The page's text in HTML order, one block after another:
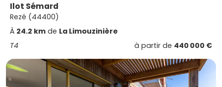
Ilot Sémard
Rezé (44400)
À 24.2 km de La Limouzinière
T4
à partir de 440 000 €